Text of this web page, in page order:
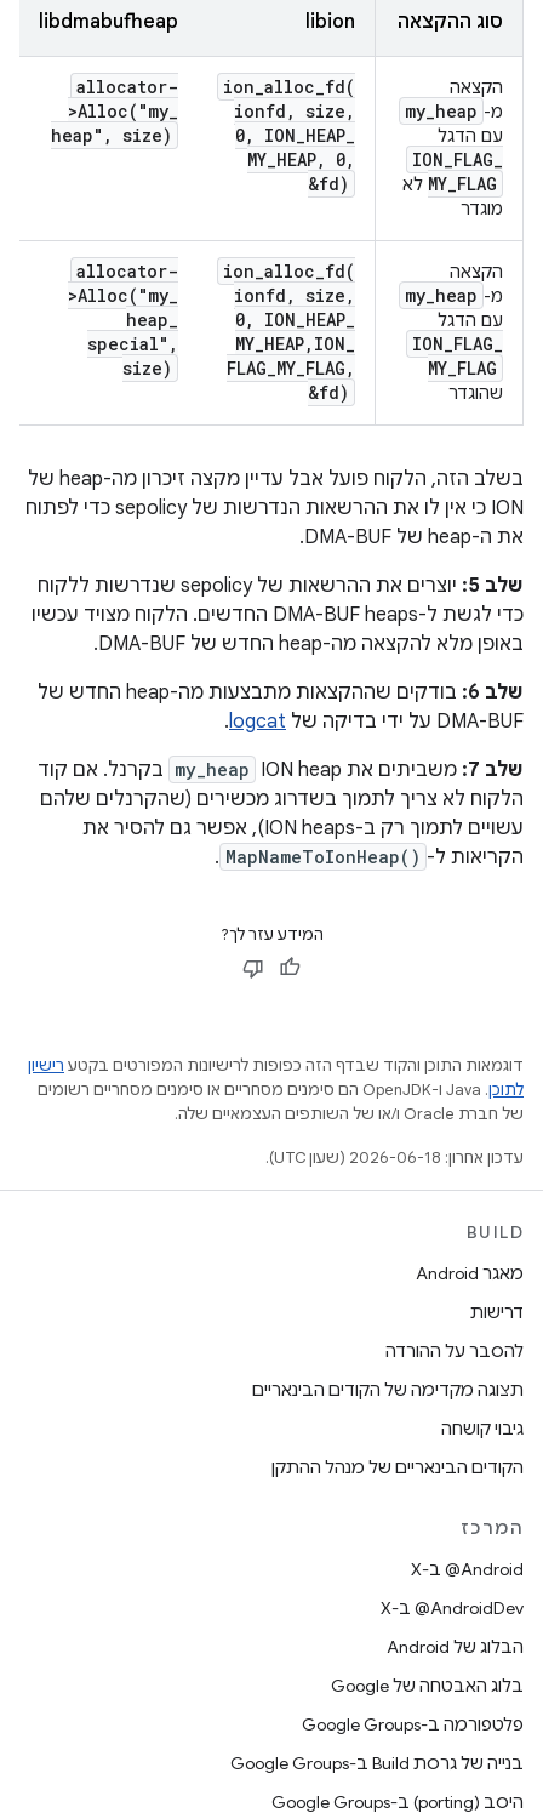
סוג ההקצאה libion
libdmabufheap
הקצאה
מ-
my_heap
עם הדגל
ION_FLAG_
MY_FLAG
לא
מוגדר
ion_alloc_fd(
ionfd , size ,
0, ION_HEAP_
MY_HEAP, 0,
&fd)
allocator-
>Alloc( "my_
heap" , size)
הקצאה
מ-
my_heap
עם הדגל
ION_FLAG_
MY_FLAG
שהוגדר
ion_alloc_fd(
ionfd , size ,
0, ION_HEAP_
MY_HEAP, ION_
FLAG_MY_FLAG ,
&fd)
allocator-
>Alloc( "my_
heap_
special" ,
size)
בשלב הזה, הלקוח פועל אבל עדיין מקצה זיכרון מה-heap של
ION כי אין לו את ההרשאות הנדרשות של sepolicy כדי לפתוח
את ה-heap של DMA-BUF.
שלב 5:
יוצרים את ההרשאות של sepolicy שנדרשות ללקוח
כדי לגשת ל-DMA-BUF heaps החדשים. הלקוח מצויד עכשיו
באופן מלא להקצאה מה-heap החדש של DMA-BUF.
שלב 6:
בודקים שההקצאות מתבצעות מה-heap החדש של
DMA-BUF על ידי בדיקה של
logcat
.
שלב 7:
משביתים את ION heap my_heap בקרנל. אם קוד
הלקוח לא צריך לתמוך בשדרוג מכשירים (שהקרנלים שלהם
עשויים לתמוך רק ב-ION heaps), אפשר גם להסיר את
הקריאות ל- MapNameToIonHeap()
.
המידע עזר לך?
דוגמאות התוכן והקוד שבדף הזה כפופות לרישיונות המפורטים בקטע רישיון
לתוכן
.‏ Java ו-OpenJDK הם סימנים מסחריים או סימנים מסחריים רשומים
של חברת Oracle ו/או של השותפים העצמאיים שלה.
עדכון אחרון: 2026-06-18 (שעון UTC).
BUILD
מאגר Android
דרישות
להסבר על ההורדה
תצוגה מקדימה של הקודים הבינאריים
גיבוי קושחה
הקודים הבינאריים של מנהל ההתקן
המרכז
‫‎@Android ב-X
‫‎@AndroidDev ב-X
הבלוג של Android
בלוג האבטחה של Google
פלטפורמה ב-Google Groups
בנייה של גרסת Build ב-Google Groups
היסב (porting) ב-Google Groups